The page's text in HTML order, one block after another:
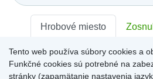
Budmerice
Bukovec okr. Košice
Buzica
Bystrany
Bystrička
Hrobové miesto
Sektor:- Rad:-
Tento web používa súbory cookies a
Funkčné cookies sú potrebné na
stránky (zapamätanie nastavenia